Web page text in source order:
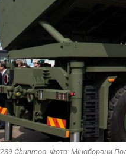
Chunmoo. Фото: Міноборони